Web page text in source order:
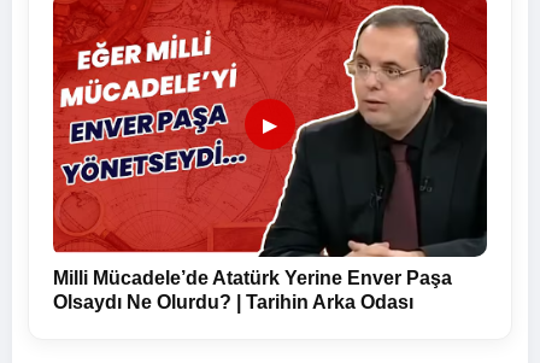
▶
Milli Mücadele’de Atatürk Yerine Enver Paşa
Olsaydı Ne Olurdu? | Tarihin Arka Odası